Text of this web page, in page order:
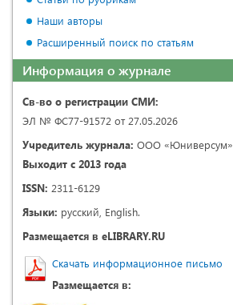
Наши авторы
Расширенный поиск по статьям
Информация о журнале
Св-во о регистрации СМИ:
ЭЛ № ФС77-91572 от 27.05.2026
Учредитель журнала: ООО «Юниверсум»
Выходит с 2013 года
ISSN: 2311-6129
Языки: русский, English.
Размещается в eLIBRARY.RU
Скачать информационное письмо
Размещается в: